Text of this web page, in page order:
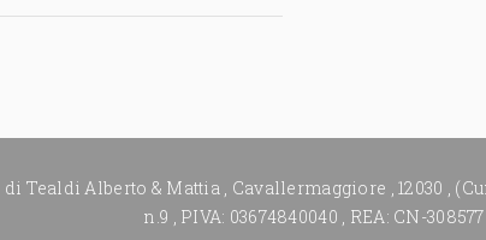
Tealdi Alberto & Mattia , Cavallermaggiore , 12030 ,
n.9 , PIVA: 03674840040 , REA: CN-308577